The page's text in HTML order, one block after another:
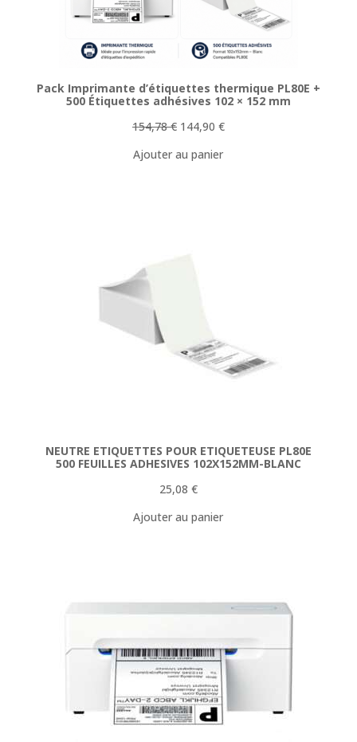
Pack Imprimante d’étiquettes thermique PL80E +
500 Étiquettes adhésives 102 × 152 mm
154,78€ Le
initial
144,90 €Le
Ajouter au panier
NEUTRE ETIQUETTES POUR ETIQUETEUSE PL80E
500 FEUILLES ADHESIVES 102X152MM-BLANC
25,08 €
Ajouter au panier